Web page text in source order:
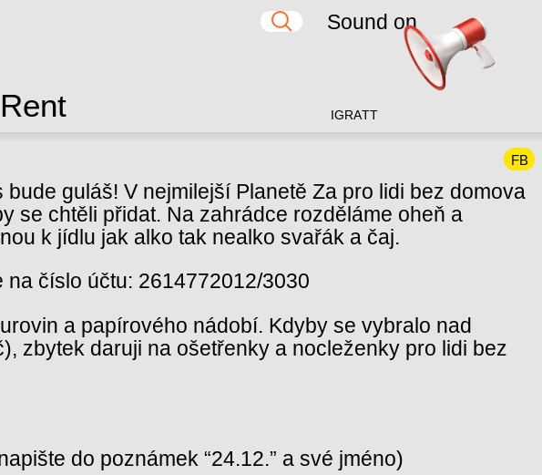
Rent IG RATT
FB
guláš! V nejmilejší Planetě Za pro lidi bez domova
se chtěli přidat. Na zahrádce rozděláme oheň a
k jídlu jak alko tak nealko svařák a čaj.
číslo účtu: 2614772012/3030
a papírového nádobí. Kdyby se vybralo nad
zbytek daruji na ošetřenky a nocleženky pro lidi bez
do poznámek “24.12.” a své jméno)
Sound on